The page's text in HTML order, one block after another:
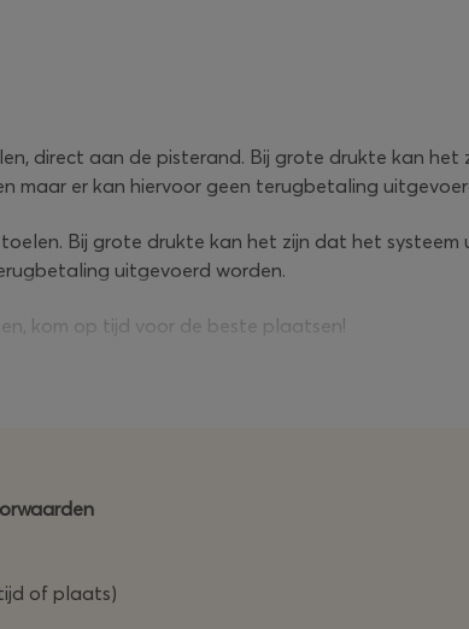
direct aan de pisterand. Bij grote drukte kan het
maar er kan hiervoor geen terugbetaling
Bij grote drukte kan het zijn dat het
uitgevoerd worden.
kom op tijd voor de beste plaatsen!
of plaats)